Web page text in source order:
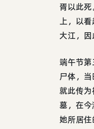
胥以此
上，以
大江，因
端午节
尸体，
就此传
墓，在
她所居